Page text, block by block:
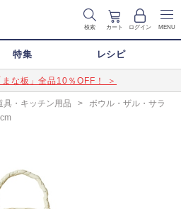
検索 カート ログイン MENU
特集 レシピ
まな板」全品10％OFF！ ＞
具・キッチン用品 >
ボウル・ザル・サラ